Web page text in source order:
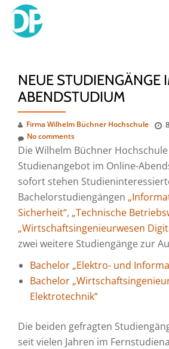
Skip
NEUE STUDIENGÄNGE
ABENDSTUDIUM
Firma Wilhelm Büchner Hochschule
No comments
Die Wilhelm Büchner
Studienangebot im Online-
sofort stehen
Bachelorstudiengängen
Sicherheit“, „Technische
„Wirtschaftsingenieurwesen
zwei weitere Studiengänge zur
Bachelor „Elektro- und
Bachelor
Elektrotechnik“
Die beiden gefragten
seit vielen Jahren im